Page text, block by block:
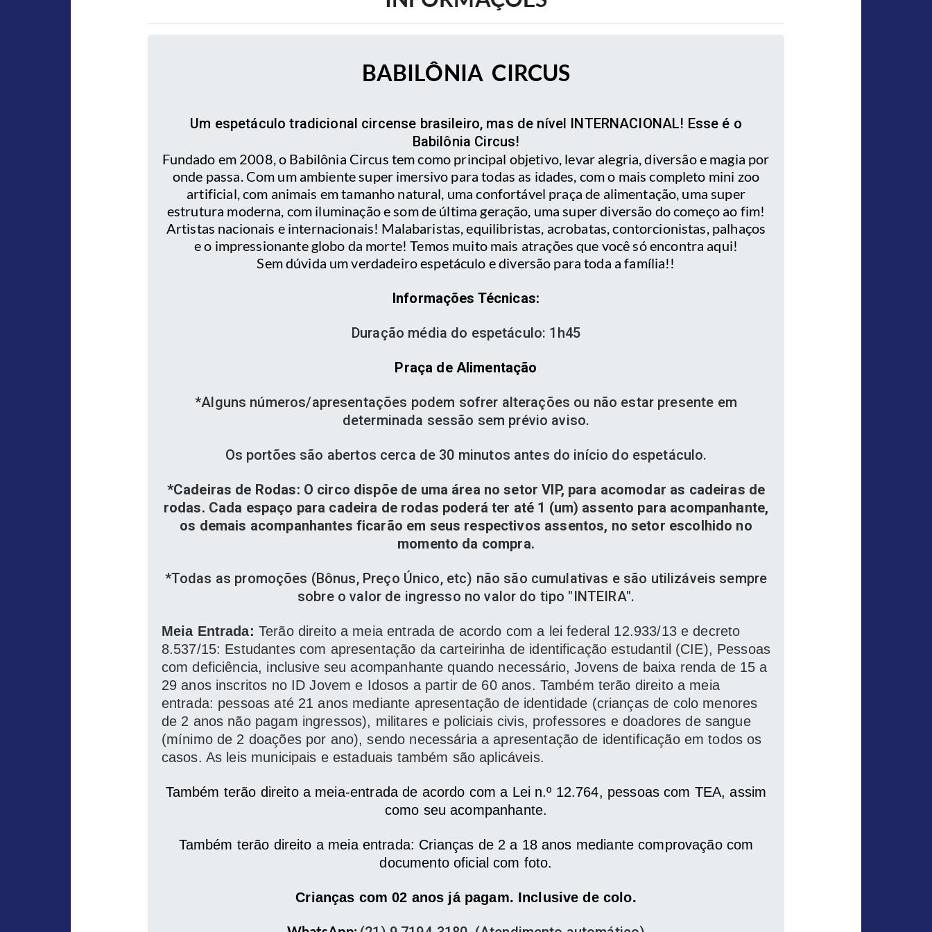
BABILÔNIA CIRCUS
Um espetáculo tradicional circense brasileiro, mas de nível INTERNACIONAL! Esse é o
Babilônia Circus!
Fundado em 2008, o Babilônia Circus tem como principal objetivo, levar alegria, diversão e magia por
onde passa. Com um ambiente super imersivo para todas as idades, com o mais completo mini zoo
artificial, com animais em tamanho natural, uma confortável praça de alimentação, uma super
estrutura moderna, com iluminação e som de última geração, uma super diversão do começo ao fim!
Artistas nacionais e internacionais! Malabaristas, equilibristas, acrobatas, contorcionistas, palhaços
e o impressionante globo da morte! Temos muito mais atrações que você só encontra aqui!
Sem dúvida um verdadeiro espetáculo e diversão para toda a família!!
Informações Técnicas:
Duração média do espetáculo: 1h45
Praça de Alimentação
*Alguns números/apresentações podem sofrer alterações ou não estar presente em
determinada sessão sem prévio aviso.
Os portões são abertos cerca de 30 minutos antes do início do espetáculo.
*Cadeiras de Rodas: O circo dispõe de uma área no setor VIP, para acomodar as cadeiras de
rodas. Cada espaço para cadeira de rodas poderá ter até 1 (um) assento para acompanhante,
os demais acompanhantes ficarão em seus respectivos assentos, no setor escolhido no
momento da compra.
*Todas as promoções (Bônus, Preço Único, etc) não são cumulativas e são utilizáveis sempre
sobre o valor de ingresso no valor do tipo "INTEIRA".
Meia Entrada: Terão direito a meia entrada de acordo com a lei federal 12.933/13 e decreto
8.537/15: Estudantes com apresentação da carteirinha de identificação estudantil (CIE), Pessoas
com deficiência, inclusive seu acompanhante quando necessário, Jovens de baixa renda de 15 a
29 anos inscritos no ID Jovem e Idosos a partir de 60 anos. Também terão direito a meia
entrada: pessoas até 21 anos mediante apresentação de identidade (crianças de colo menores
de 2 anos não pagam ingressos), militares e policiais civis, professores e doadores de sangue
(mínimo de 2 doações por ano), sendo necessária a apresentação de identificação em todos os
casos. As leis municipais e estaduais também são aplicáveis.
Também terão direito a meia-entrada de acordo com a Lei n.º 12.764, pessoas com TEA, assim
como seu acompanhante.
Também terão direito a meia entrada: Crianças de 2 a 18 anos mediante comprovação com
documento oficial com foto.
Crianças com 02 anos já pagam. Inclusive de colo.